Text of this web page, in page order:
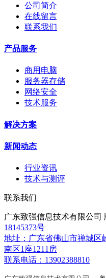
公司简介
在线留言
联系我们
产品服务
商用电脑
服务器存储
网络安全
技术服务
解决方案
新闻动态
行业资讯
技术与测评
联系我们
广东致强信息技术有限公司
18145373号
地址：广东省佛山市禅城区
南区1座1211房
联系电话：13902388810